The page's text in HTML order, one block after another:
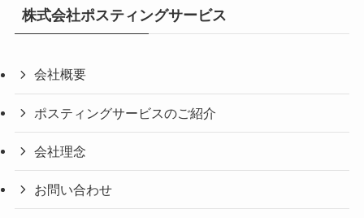
株式会社ポスティングサービス
会社概要
ポスティングサービスのご紹介
会社理念
お問い合わせ